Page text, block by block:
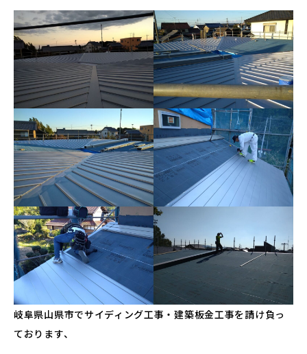
岐阜県山県市でサイディング工事・建築板金工事を請け負っ
ております、